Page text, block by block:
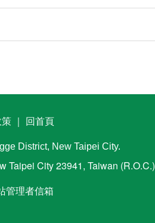
策 回首頁
District, New Taipei City.
Taipei City 23941, Taiwan (R.O.C.)
管理者信箱